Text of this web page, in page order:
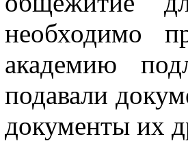
необходимо
академию
подавали
документы их